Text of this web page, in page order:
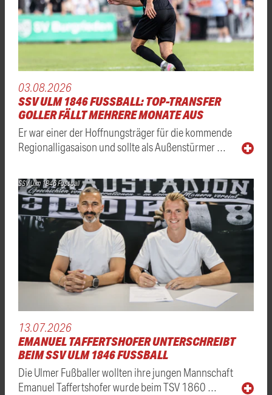
03.08.2026
SSV ULM 1846 FUSSBALL: TOP-TRANSFER
GOLLER FÄLLT MEHRERE MONATE AUS
Er war einer der Hoffnungsträger für die kommende
Regionalligasaison und sollte als Außenstürmer …
SSV Ulm 1846 Fussball
13.07.2026
EMANUEL TAFFERTSHOFER UNTERSCHREIBT
BEIM SSV ULM 1846 FUSSBALL
Die Ulmer Fußballer wollten ihre jungen Mannschaft
Emanuel Taffertshofer wurde beim TSV 1860 …